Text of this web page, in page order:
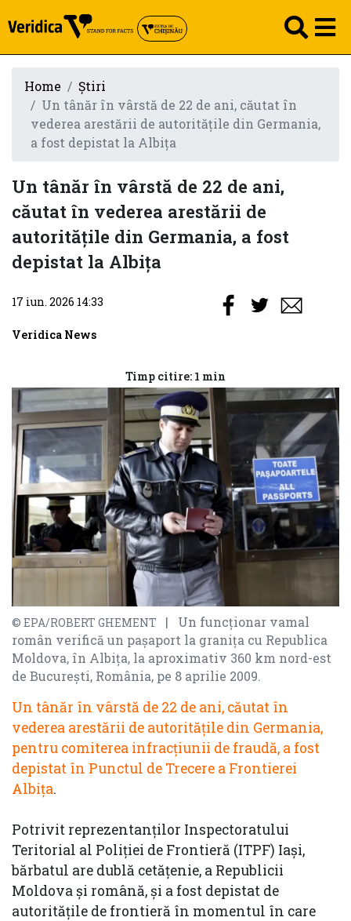
Home
Știri
Un tânăr în vârstă de 22 de ani, căutat în
vederea arestării de autorităţile din Germania,
a fost depistat la Albiţa
Un tânăr în vârstă de 22 de ani,
căutat în vederea arestării de
autorităţile din Germania, a fost
depistat la Albiţa
© EPA/ROBERT GHEMENT
| Un funcționar vamal
român verifică un pașaport la granița cu Republica
Moldova, în Albița, la aproximativ 360 km nord-est
de București, România, pe 8 aprilie 2009.
Un tânăr în vârstă de 22 de ani, căutat în
vederea arestării de autorităţile din Germania,
pentru comiterea infracţiunii de fraudă, a fost
depistat în Punctul de Trecere a Frontierei
Albiţa.
Potrivit reprezentanţilor Inspectoratului
Teritorial al Poliţiei de Frontieră (ITPF) Iaşi,
bărbatul are dublă cetăţenie, a Republicii
Moldova şi română, şi a fost depistat de
autorităţile de frontieră în momentul în care
17 iun. 2026 14:33
Veridica News
Timp citire: 1 min